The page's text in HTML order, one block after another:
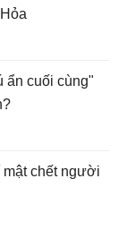
ẩn cuối cùng"
mật chết người